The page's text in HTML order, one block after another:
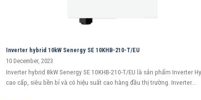
Inverter hybrid 10kW Senergy SE 10KHB-210-T/EU
10 December, 2023
Inverter hybrid 8kW Senergy SE 10KHB-210-T/EU là sản phẩm Inverter
cao cấp, siêu bền bỉ và có hiệu suất cao hàng đầu thị trường. Inverter…